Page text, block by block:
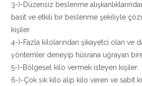
3-)-Düzensiz beslenme
basit ve etkili bir beslenme şekiliyle
kişiler.
4-)-Fazla kilolarından şikayetci olan ve
yöntemler deneyip hüsrana uğrayan
5-)-Bölgesel kilo vermek isteyen kişiler.
6-)-Çok sık kilo alıp kilo veren ve sabit